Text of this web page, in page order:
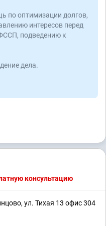
по оптимизации долгов,
интересов перед
подведению к
дела.
консультацию
ул. Тихая 13 офис 304